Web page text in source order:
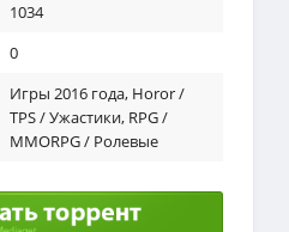
1034
0
Игры 2016 года, Horor /
TPS / Ужастики, RPG /
MMORPG / Ролевые